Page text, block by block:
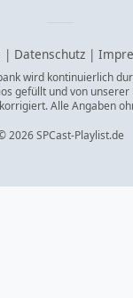
| Datenschutz |
wird kontinuierlich
gefüllt und von unserer
Alle Angaben
2026 SPCast-Playlist.de